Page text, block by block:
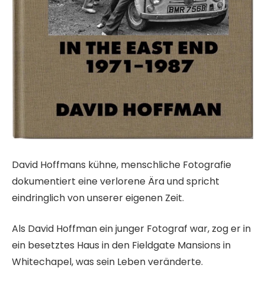
David Hoffmans kühne, menschliche Fotografie
dokumentiert eine verlorene Ära und spricht
eindringlich von unserer eigenen Zeit.
Als David Hoffman ein junger Fotograf war, zog er in
ein besetztes Haus in den Fieldgate Mansions in
Whitechapel, was sein Leben veränderte.